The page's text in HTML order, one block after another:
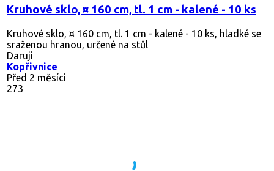
Kruhové sklo, ¤ 160 cm, tl. 1 cm - kalené - 10 ks
Kruhové sklo, ¤ 160 cm, tl. 1 cm - kalené - 10 ks, hladké se
sraženou hranou, určené na stůl
Daruji
Kopřivnice
Před 2 měsíci
273